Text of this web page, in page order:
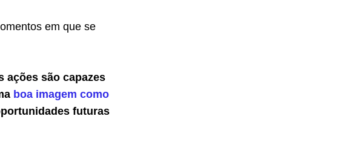
em que se
ações são capazes
boa imagem como
futuras